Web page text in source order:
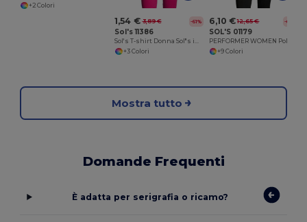
+2 Colori
1,54 € 3,89 € -61%
Sol's 11386
Sol's T-shirt Donna Sol"s in Cotone Comodo e Traspirante
+3 Colori
6,10 € 12,65 € -60%
SOL'S 01179
+9 Colori
Mostra tutto
Domande Frequenti
È adatta per serigrafia o ricamo?